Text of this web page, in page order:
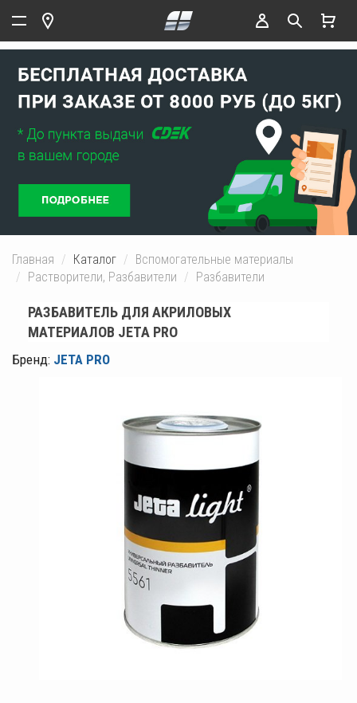
Главная Каталог
Вспомогательные материалы
Растворители, Разбавители
Разбавители
РАЗБАВИТЕЛЬ ДЛЯ АКРИЛОВЫХ
МАТЕРИАЛОВ JETA PRO
Бренд: JETA PRO